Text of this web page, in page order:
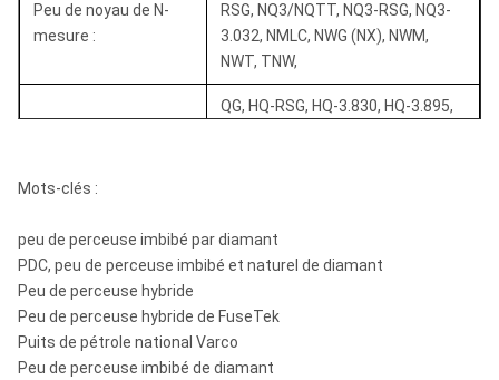
PQ3
85 millimètres (3-3/8
122,6 millimètres
(4-7/8 dedans)
83 millimètres (3-1/4
122,6 millimètres
(4-7/8 dedans)
Peu de noyau de N-
mesure :
RSG, NQ3/NQTT, NQ3-RSG, NQ3-
3.032, NMLC, NWG (NX), NWM,
NWT, TNW,
QG, HQ-RSG, HQ-3.830, HQ-3.895,
mesure :
PQ, PQ3, long PWF, PWF-court
Peu de noyau de S-
mesure :
Long SWF, SWF-court
Peu de noyau d'U-
Mots-clés :
peu de perceuse imbibé par diamant
PDC, peu de perceuse imbibé et naturel de diamant
Peu de perceuse hybride
Peu de perceuse hybride de FuseTek
Puits de pétrole national Varco
Peu de perceuse imbibé de diamant